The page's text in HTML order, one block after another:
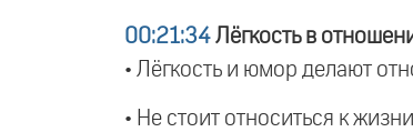
00:21:34 Лёгкость в
• Лёгкость и юмор делают
• Не стоит относиться к